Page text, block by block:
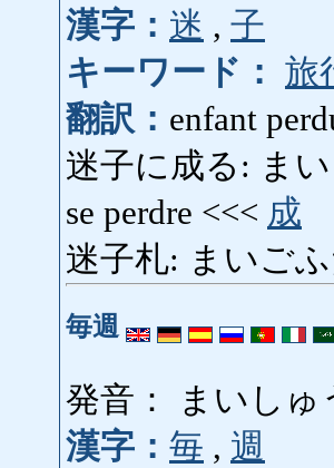
漢字： 迷 , 子
キーワード： 旅
翻訳： enfant
迷子に成る: まい
se perdre <<< 成
迷子札: まいご
毎週
発音： まいしゅ
漢字： 毎 , 週